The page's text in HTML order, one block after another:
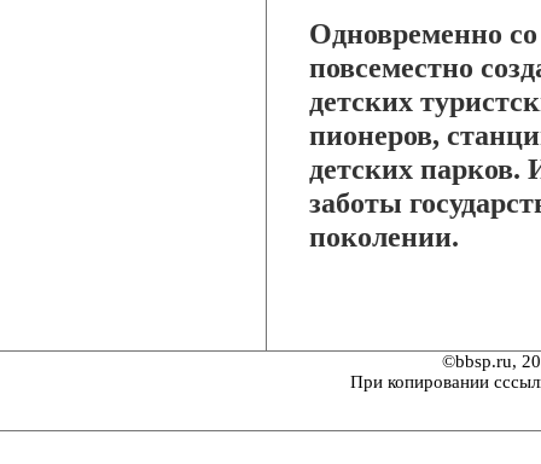
Одновременно
повсеместно
детских
пионеров,
детских парков.
заботы
поколении.
©bbsp.ru,
При копировании